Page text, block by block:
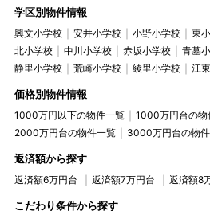
学区別物件情報
興文小学校 安井小学校 小野小学校 東
北小学校
中川小学校 赤坂小学校 青墓
静里小学校
荒崎小学校 綾里小学校 江
価格別物件情報
1000万円以下の物件一覧
1000万円台の物
2000万円台の物件一覧
3000万円台の物
返済額から探す
返済額6万円台 返済額7万円台 返済額8
こだわり条件から探す